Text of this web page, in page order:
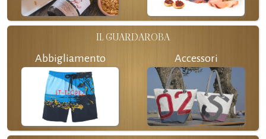
IL GUARDAROBA
Abbigliamento Accessori